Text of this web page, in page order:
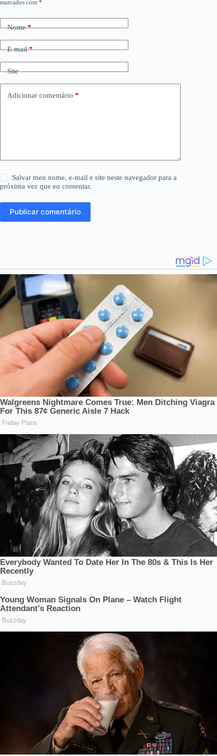
marcados com *
Nome*
E-mail*
Site
Adicionar comentário *
Salvar meu nome, e-mail e site neste navegador para a
próxima vez que eu comentar.
Publicar comentário